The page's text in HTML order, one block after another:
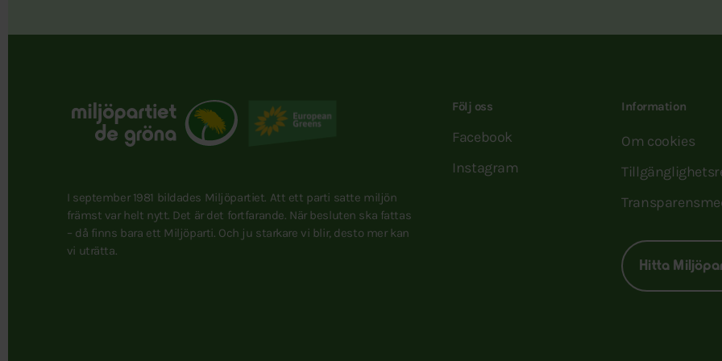
I september 1981 bildades Miljöpartiet. Att ett parti satte miljön
främst var helt nytt. Det är det fortfarande. När besluten ska fattas
– då finns bara ett Miljöparti. Och ju starkare vi blir, desto mer kan
vi uträtta.
Följ oss
Facebook
Instagram
Information
Om cookies
Hitta